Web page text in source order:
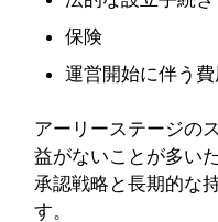
保険
運営開始に伴う費
アーリーステージの
益がないことが多い
承認戦略と長期的な
す。